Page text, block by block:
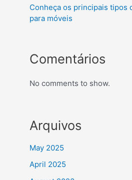
Conheça os principais tipos
para móveis
Comentários
No comments to show.
Arquivos
May 2025
April 2025